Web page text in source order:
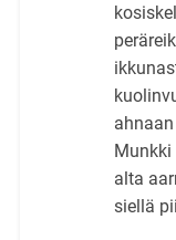
alta
siellä